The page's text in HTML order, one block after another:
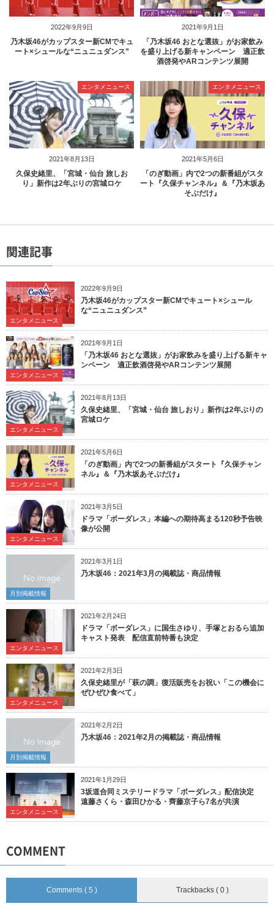
2022年9月9日
乃木坂46がカップスター新CMでキュ
ート×シュールな“ニュニュダンス”
2021年9月1日
「乃木坂46 おとな選抜」がお家飲み
を盛り上げる新キャンペーン 適正飲
酒啓発やARコンテンツ展開
2021年8月13日
エンタメニュース
久保史緒里、「宮城・仙台 旅しお
り」新作は2年ぶりの宮城ロケ
2021年5月6日
エンタメニュース
「のぎ動画」内で2つの新番組がスタ
ート『久保チャンネル』＆『乃木坂あ
そぶだけ』
関連記事
2022年9月9日
エンタメニュース
乃木坂46がカップスター新CMでキュート×シュール
な“ニュニュダンス”
2021年9月1日
エンタメニュース
「乃木坂46 おとな選抜」がお家飲みを盛り上げる新キャ
ンペーン 適正飲酒啓発やARコンテンツ展開
2021年8月13日
エンタメニュース
久保史緒里、「宮城・仙台 旅しおり」新作は2年ぶりの
宮城ロケ
2021年5月6日
エンタメニュース
「のぎ動画」内で2つの新番組がスタート『久保チャン
ネル』＆『乃木坂あそぶだけ』
2021年3月5日
エンタメニュース
ドラマ「ボーダレス」本編への期待高まる120秒予告映
像が公開
2021年3月1日
月別掲載情報
乃木坂46：2021年3月の掲載誌・商品情報
2021年2月24日
エンタメニュース
ドラマ「ボーダレス」に国生さゆり、手塚とおるら追加
キャスト発表 配信直前特番も決定
2021年2月3日
エンタメニュース
久保史緒里が「萩の調」復活販売をお祝い「この機会に
ぜひぜひ食べて」
2021年2月2日
月別掲載情報
乃木坂46：2021年2月の掲載誌・商品情報
2021年1月29日
エンタメニュース
3坂道合同ミステリードラマ「ボーダレス」配信決定
遠藤さくら・森田ひかる・齊藤京子ら7名が共演
COMMENT
Comments ( 5 ) Trackbacks ( 0 )